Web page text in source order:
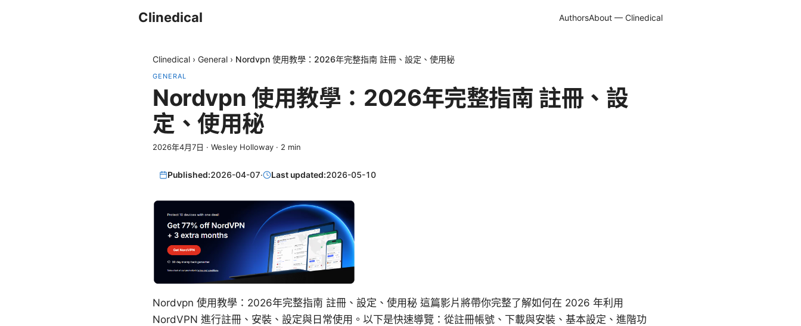
Clinedical AuthorsAbout — Clinedical
Clinedical › General › Nordvpn 使用教學：2026年完整指南 註冊、設定、使用秘
GENERAL
Nordvpn 使用教學：2026年完整指南 註冊、設
定、使用秘
2026年4月7日 · Wesley Holloway · 2 min
Published:2026-04-07· Last updated:2026-05-10
Nordvpn 使用教學：2026年完整指南 註冊、設定、使用秘 這篇影片將帶你完整了解如何在 2026 年利用
NordVPN 進行註冊、安裝、設定與日常使用。以下是快速導覽：從註冊帳號、下載與安裝、基本設定、進階功